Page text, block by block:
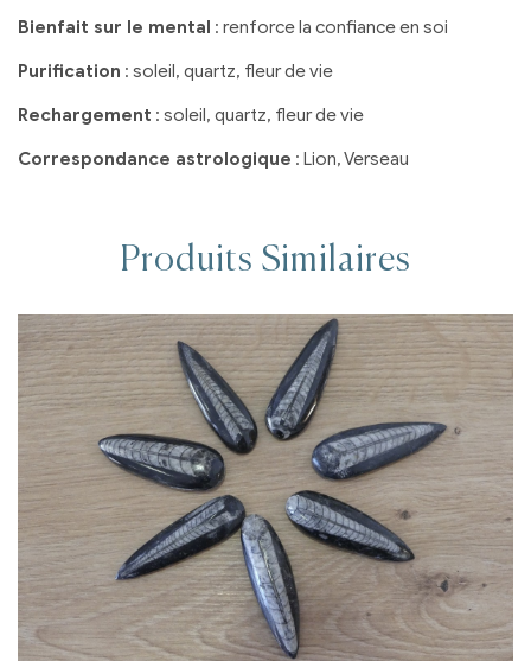
Bienfait sur le mental : renforce la confiance en soi
Purification : soleil, quartz, fleur de vie
Rechargement : soleil, quartz, fleur de vie
Correspondance astrologique : Lion, Verseau
Produits Similaires